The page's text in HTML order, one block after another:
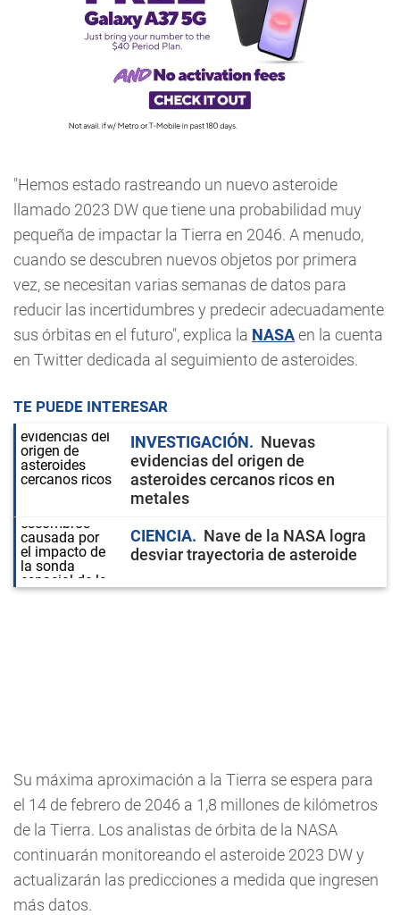
"Hemos estado rastreando un nuevo asteroide
llamado 2023 DW que tiene una probabilidad muy
pequeña de impactar la Tierra en 2046. A menudo,
cuando se descubren nuevos objetos por primera
vez, se necesitan varias semanas de datos para
reducir las incertidumbres y predecir adecuadamente
sus órbitas en el futuro", explica la NASAen la cuenta
en Twitter dedicada al seguimiento de asteroides.
TE PUEDE INTERESAR
INVESTIGACIÓN
Nuevas
evidencias del origen de
asteroides cercanos ricos en
metales
CIENCIA
Nave de la NASA logra
desviar trayectoria de asteroide
Su máxima aproximación a la Tierra se espera para
el 14 de febrero de 2046 a 1,8 millones de kilómetros
de la Tierra. Los analistas de órbita de la NASA
continuarán monitoreando el asteroide 2023 DW y
actualizarán las predicciones a medida que ingresen
más datos.